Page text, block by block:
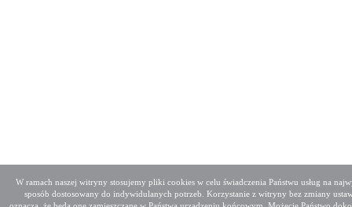
W ramach naszej witryny stosujemy pliki cookies w celu świadczenia Państwu usług na
sposób dostosowany do indywidulanych potrzeb. Korzystanie z witryny bez zmiany